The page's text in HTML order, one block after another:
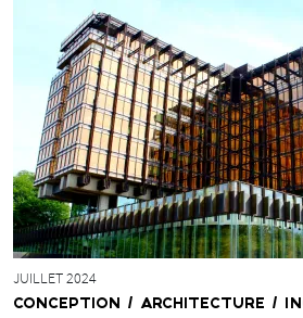
JUILLET 2024
CONCEPTION / ARCHITECTURE /